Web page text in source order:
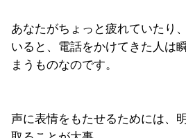
あなたがちょっと疲れていたり
いると、電話をかけてきた人は
まうものなのです。
声に表情をもたせるためには、